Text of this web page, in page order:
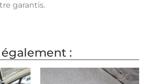
garantis.
également :